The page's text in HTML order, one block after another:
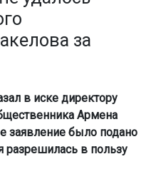
за
в иске директору
Армена
заявление было подано
разрешилась в пользу